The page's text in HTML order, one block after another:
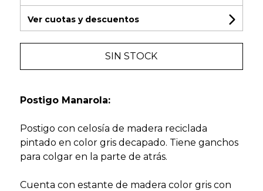
Ver cuotas y descuentos
SIN STOCK
Postigo Manarola:
Postigo con celosía de madera reciclada
pintado en color gris decapado. Tiene ganchos
para colgar en la parte de atrás.
Cuenta con estante de madera color gris con